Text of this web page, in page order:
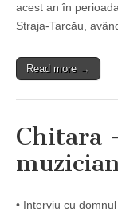
acest an în
Straja-Tarcău,
Read more →
Chitara
• Interviu cu